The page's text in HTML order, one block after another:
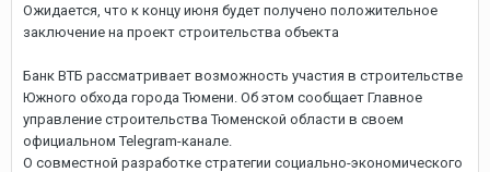
Ожидается, что к концу июня будет получено положительное
заключение на проект строительства объекта
Банк ВТБ рассматривает возможность участия в строительстве
Южного обхода города Тюмени. Об этом сообщает Главное
управление строительства Тюменской области в своем
официальном Telegram-канале.
О совместной разработке стратегии социально-экономического